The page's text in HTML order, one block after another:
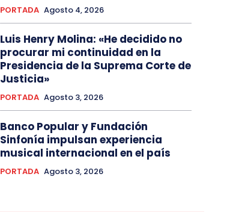
PORTADA Agosto 4, 2026
Luis Henry Molina: «He decidido no
procurar mi continuidad en la
Presidencia de la Suprema Corte de
Justicia»
PORTADA Agosto 3, 2026
Banco Popular y Fundación
Sinfonía impulsan experiencia
musical internacional en el país
PORTADA Agosto 3, 2026